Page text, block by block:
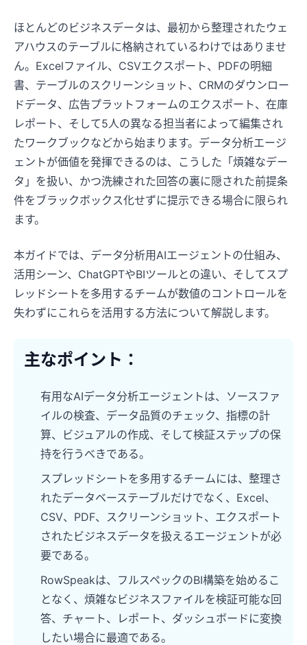
ほとんどのビジネスデータは、最初から整理されたウェ
アハウスのテーブルに格納されているわけではありませ
ん。Excelファイル、CSVエクスポート、PDFの明細
書、テーブルのスクリーンショット、CRMのダウンロー
ドデータ、広告プラットフォームのエクスポート、在庫
レポート、そして5人の異なる担当者によって編集され
たワークブックなどから始まります。データ分析エージ
ェントが価値を発揮できるのは、こうした「煩雑なデー
タ」を扱い、かつ洗練された回答の裏に隠された前提条
件をブラックボックス化せずに提示できる場合に限られ
ます。
本ガイドでは、データ分析用AIエージェントの仕組み、
活用シーン、ChatGPTやBIツールとの違い、そしてスプ
レッドシートを多用するチームが数値のコントロールを
失わずにこれらを活用する方法について解説します。
主なポイント：
有用なAIデータ分析エージェントは、ソースファ
イルの検査、データ品質のチェック、指標の計
算、ビジュアルの作成、そして検証ステップの保
持を行うべきである。
スプレッドシートを多用するチームには、整理さ
れたデータベーステーブルだけでなく、Excel、
CSV、PDF、スクリーンショット、エクスポート
されたビジネスデータを扱えるエージェントが必
要である。
RowSpeakは、フルスペックのBI構築を始めるこ
となく、煩雑なビジネスファイルを検証可能な回
答、チャート、レポート、ダッシュボードに変換
したい場合に最適である。